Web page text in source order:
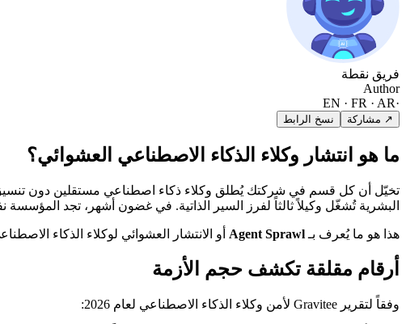
فريق نقطة
Author
·
EN · FR · AR
↗ مشاركة نسخ الرابط
ما هو انتشار وكلاء الذكاء الاصطناعي العشوائي؟
تخيّل أن كل قسم في شركتك يُطلق وكلاء ذكاء اصطناعي مستقلين دون تنسيق
البشرية تُشغّل وكيلاً ثالثاً لفرز السير الذاتية. في غضون أشهر، تجد
هذا هو ما يُعرف بـ Agent Sprawl أو الانتشار العشوائي لوكلاء الذكاء
أرقام مقلقة تكشف حجم الأزمة
وفقاً لتقرير Gravitee لأمن وكلاء الذكاء الاصطناعي لعام 2026: